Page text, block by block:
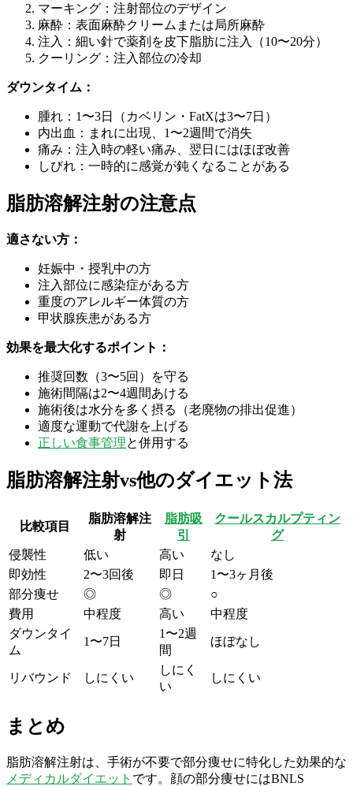
マーキング：注射部位のデザイン
麻酔：表面麻酔クリームまたは局所麻酔
注入：細い針で薬剤を皮下脂肪に注入（10〜20分）
クーリング：注入部位の冷却
ダウンタイム：
腫れ：1〜3日（カベリン・FatXは3〜7日）
内出血：まれに出現、1〜2週間で消失
痛み：注入時の軽い痛み、翌日にはほぼ改善
しびれ：一時的に感覚が鈍くなることがある
脂肪溶解注射の注意点
適さない方：
妊娠中・授乳中の方
注入部位に感染症がある方
重度のアレルギー体質の方
甲状腺疾患がある方
効果を最大化するポイント：
推奨回数（3〜5回）を守る
施術間隔は2〜4週間あける
施術後は水分を多く摂る（老廃物の排出促進）
適度な運動で代謝を上げる
正しい食事管理と併用する
脂肪溶解注射vs他のダイエット法
比較項目
脂肪溶解注
射
脂肪吸
引
クールスカルプティン
グ
侵襲性
低い 高い
なし
即効性
2〜3回後 即日
1〜3ヶ月後
部分痩せ
◎ ◎
○
費用
中程度 高い
中程度
ダウンタイ
ム
1〜7日
1〜2週
間
ほぼなし
リバウンド しにくい
しにく
い
しにくい
まとめ
脂肪溶解注射は、手術が不要で部分痩せに特化した効果的な
メディカルダイエット です。顔の部分痩せにはBNLS